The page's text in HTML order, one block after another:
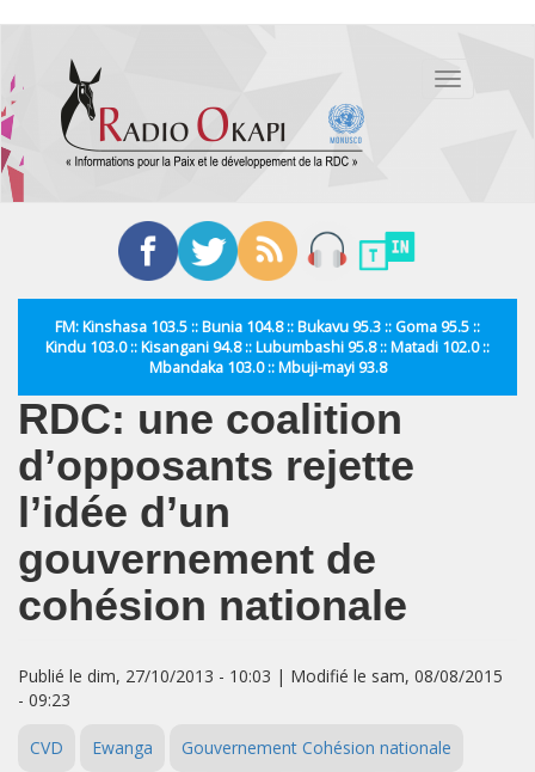
contenu
principal
Toggle
FM: Kinshasa 103.5 :: Bunia 104.8 :: Bukavu 95.3 :: Goma 95.5 ::
Kindu 103.0 :: Kisangani 94.8 :: Lubumbashi 95.8 :: Matadi 102.0 ::
Mbandaka 103.0 :: Mbuji-mayi 93.8
RDC: une coalition
d’opposants rejette
l’idée d’un
gouvernement de
cohésion nationale
Publié le dim, 27/10/2013 - 10:03 | Modifié le sam, 08/08/2015
- 09:23
CVD Ewanga Gouvernement Cohésion nationale